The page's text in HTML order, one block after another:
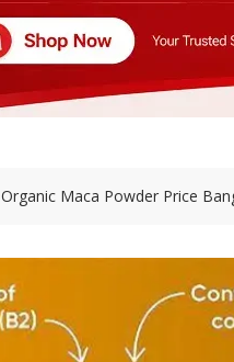
Organic Maca Powder Price